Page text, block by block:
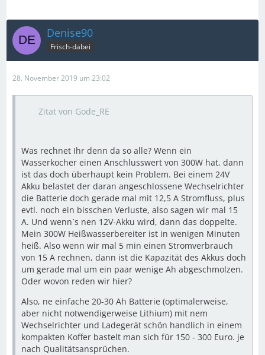
Denise90
Frisch-dabei
28. November 2019 um 23:02
Zitat von Gode_RE
Was rechnet Ihr denn da so alle? Wenn ein
Wasserkocher einen Anschlusswert von 300W hat, dann
ist das doch überhaupt kein Problem. Bei einem 24V
Akku belastet der daran angeschlossene Wechselrichter
die Batterie doch gerade mal mit 12,5 A Stromfluss, plus
evtl. noch ein bisschen Verluste, also sagen wir mal 15
A. Und wenn´s nen 12V-Akku wird, dann das doppelte.
Mein 300W Heißwasserbereiter ist in wenigen Minuten
heiß. Also wenn wir mal 5 min einen Stromverbrauch
von 15 A rechnen, dann ist die Kapazität des Akkus doch
um gerade mal um ein paar wenige Ah abgeschmolzen.
Oder wovon reden wir hier?
Also, ne einfache 20-30 Ah Batterie (optimalerweise,
aber nicht notwendigerweise Lithium) mit nem
Wechselrichter und Ladegerät schön handlich in einem
kompakten Koffer bastelt man sich für 150 - 300 Euro. je
nach Qualitätsansprüchen.